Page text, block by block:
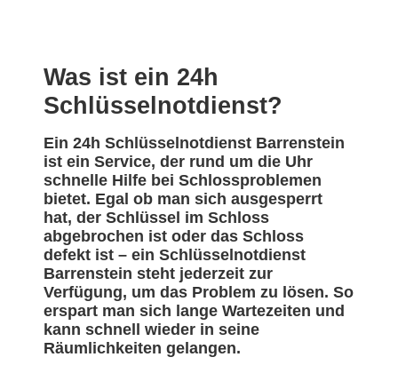
Was ist ein 24h
Schlüsselnotdienst?
Ein 24h Schlüsselnotdienst Barrenstein
ist ein Service, der rund um die Uhr
schnelle Hilfe bei Schlossproblemen
bietet. Egal ob man sich ausgesperrt
hat, der Schlüssel im Schloss
abgebrochen ist oder das Schloss
defekt ist – ein Schlüsselnotdienst
Barrenstein steht jederzeit zur
Verfügung, um das Problem zu lösen. So
erspart man sich lange Wartezeiten und
kann schnell wieder in seine
Räumlichkeiten gelangen.